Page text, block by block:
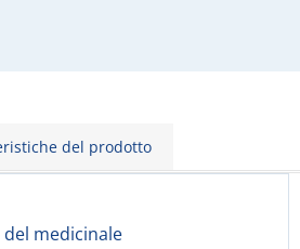
del prodotto
medicinale